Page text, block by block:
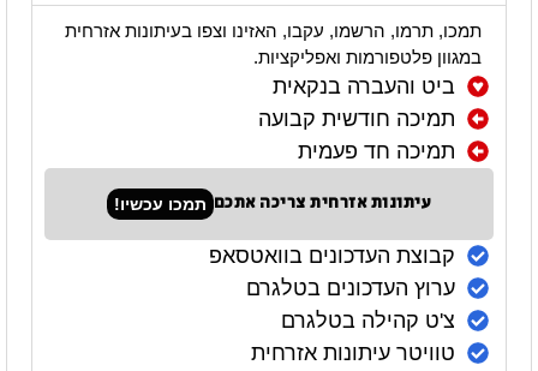
תמכו, תרמו, הרשמו, עקבו, האזינו וצפו בעיתונות אזרחית
במגוון פלטפורמות ואפליקציות.
ביט והעברה בנקאית
תמיכה חודשית קבועה
תמיכה חד פעמית
עיתונות אזרחית צריכה אתכם תמכו עכשיו!
קבוצת העדכונים בוואטסאפ
ערוץ העדכונים בטלגרם
צ'ט קהילה בטלגרם
טוויטר עיתונות אזרחית